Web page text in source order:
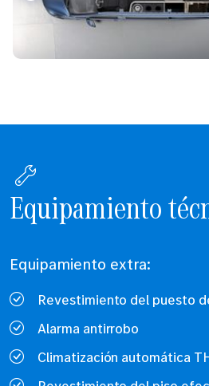
Equipamiento
Equipamiento extra:
Revestimiento del puesto
Alarma antirrobo
Climatización automática